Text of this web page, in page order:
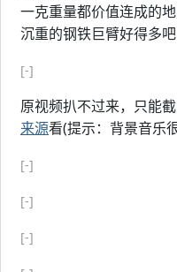
一克重量都价值连成的
沉重的钢铁巨臂好得多吧
[-]
原视频扒不过来，只能
来源看(提示：背景音乐
[-]
[-]
[-]